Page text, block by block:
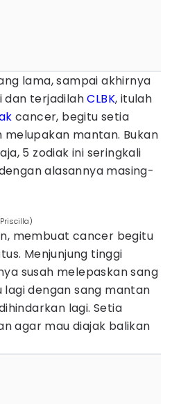
lama, sampai akhirnya
dan terjadilahCLBK, itulah
cancer, begitu setia
melupakan mantan. Bukan
5 zodiak ini seringkali
alasannya masing-
membuat cancer begitu
Menjunjung tinggi
susah melepaskan sang
dengan sang mantan
lagi. Setia
agar mau diajak balikan